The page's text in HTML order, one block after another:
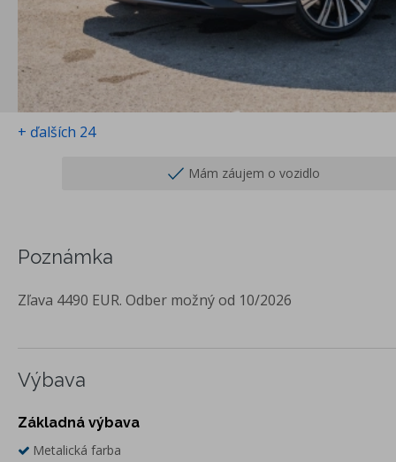
+ ďalších 24
Mám záujem o vozidlo
Poznámka
Zľava 4490 EUR. Odber možný od 10/2026
Výbava
Základná výbava
Metalická farba